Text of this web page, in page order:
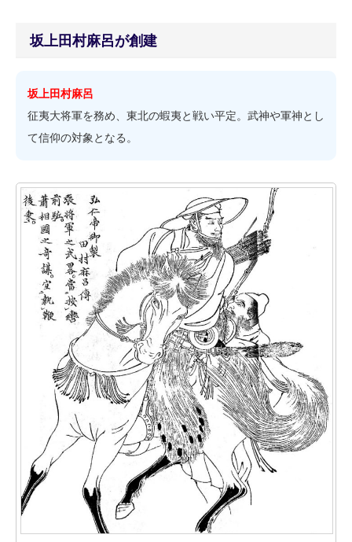
坂上田村麻呂が創建
坂上田村麻呂
征夷大将軍を務め、東北の蝦夷と戦い平定。武神や軍神とし
て信仰の対象となる。